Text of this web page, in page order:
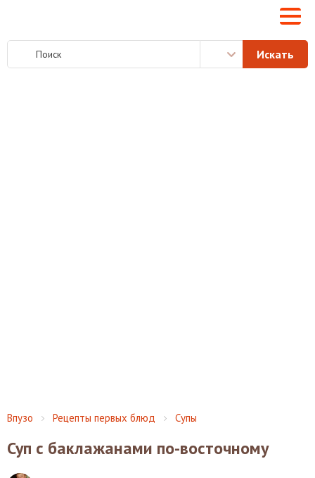
Впузо Рецепты первых блюд Супы
Суп с баклажанами по-восточному